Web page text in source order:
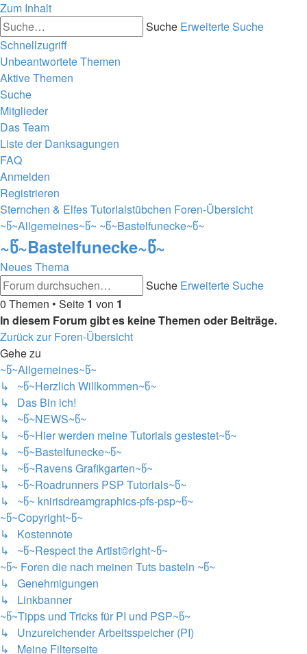
Zum Inhalt
Suche Erweiterte Suche
Schnellzugriff
Unbeantwortete Themen
Aktive Themen
Suche
Mitglieder
Das Team
Liste der Danksagungen
FAQ
Anmelden
Registrieren
Sternchen & Elfes Tutorialstübchen Foren-Übersicht
~წ~Allgemeines~წ~ ~წ~Bastelfunecke~წ~
~წ~Bastelfunecke~წ~
Neues Thema
Suche Erweiterte Suche
0 Themen • Seite 1 von 1
In diesem Forum gibt es keine Themen oder Beiträge.
Zurück zur Foren-Übersicht
Gehe zu
~წ~Allgemeines~წ~
↳ ~წ~Herzlich Willkommen~წ~
↳ Das Bin ich!
↳ ~წ~NEWS~წ~
↳ ~წ~Hier werden meine Tutorials gestestet~წ~
↳ ~წ~Bastelfunecke~წ~
↳ ~წ~Ravens Grafikgarten~წ~
↳ ~წ~Roadrunners PSP Tutorials~წ~
↳ ~წ~ knirisdreamgraphics-pfs-psp~წ~
~წ~Copyright~წ~
↳ Kostennote
↳ ~წ~Respect the Artist©right~წ~
~წ~ Foren die nach meinen Tuts basteln ~წ~
↳ Genehmigungen
↳ Linkbanner
~წ~Tipps und Tricks für PI und PSP~წ~
↳ Unzureichender Arbeitsspeicher (PI)
↳ Meine Filterseite